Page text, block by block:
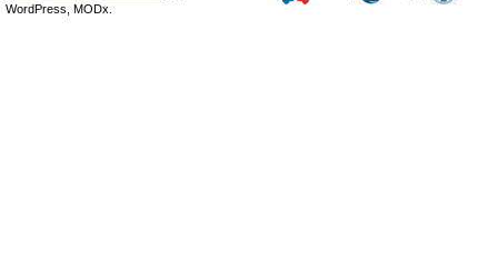
WordPress, MODx.